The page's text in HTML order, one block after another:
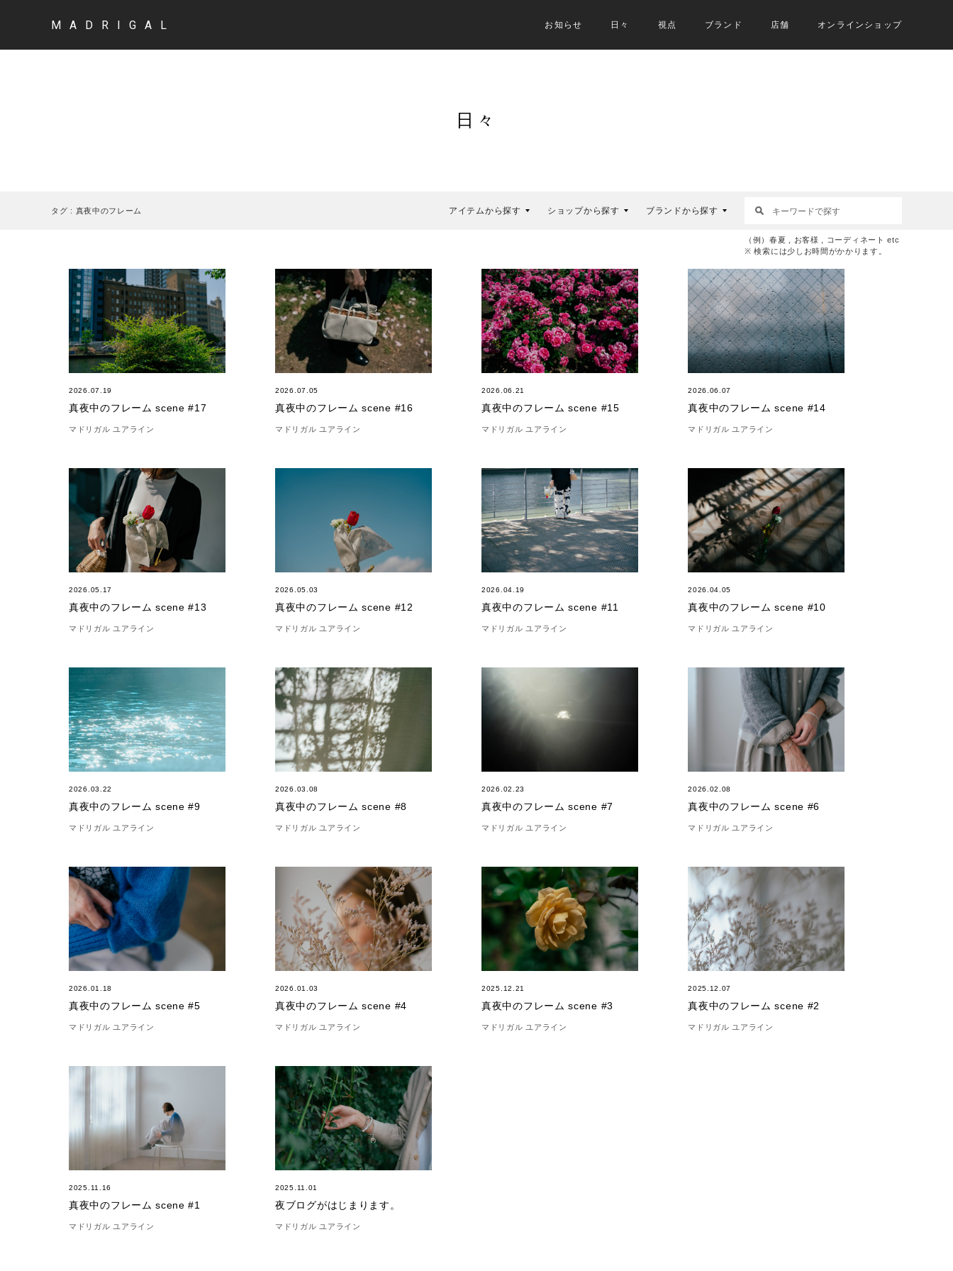
MADRIGAL お知らせ 日々 視点 ブランド 店舗 オンラインショップ
日々
タグ : 真夜中のフレーム アイテムから探す ショップから探す ブランドから探す
（例）春夏 , お客様 , コーディネート etc
※ 検索には少しお時間がかかります。
2026.07.19
真夜中のフレーム scene #17
マドリガル ユアライン
2026.07.05
真夜中のフレーム scene #16
マドリガル ユアライン
2026.06.21
真夜中のフレーム scene #15
マドリガル ユアライン
2026.06.07
真夜中のフレーム scene #14
マドリガル ユアライン
2026.05.17
真夜中のフレーム scene #13
マドリガル ユアライン
2026.05.03
真夜中のフレーム scene #12
マドリガル ユアライン
2026.04.19
真夜中のフレーム scene #11
マドリガル ユアライン
2026.04.05
真夜中のフレーム scene #10
マドリガル ユアライン
2026.03.22
真夜中のフレーム scene #9
マドリガル ユアライン
2026.03.08
真夜中のフレーム scene #8
マドリガル ユアライン
2026.02.23
真夜中のフレーム scene #7
マドリガル ユアライン
2026.02.08
真夜中のフレーム scene #6
マドリガル ユアライン
2026.01.18
真夜中のフレーム scene #5
マドリガル ユアライン
2026.01.03
真夜中のフレーム scene #4
マドリガル ユアライン
2025.12.21
真夜中のフレーム scene #3
マドリガル ユアライン
2025.12.07
真夜中のフレーム scene #2
マドリガル ユアライン
2025.11.16
真夜中のフレーム scene #1
マドリガル ユアライン
2025.11.01
夜ブログがはじまります。
マドリガル ユアライン